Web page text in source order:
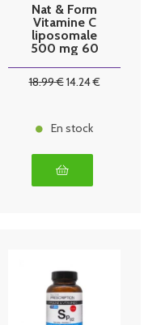
Nat & Form
Vitamine C
liposomale
500 mg 60
18.99€14.24€
En stock